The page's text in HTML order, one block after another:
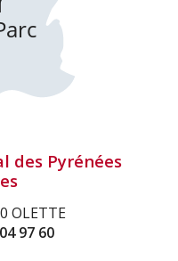
des Pyrénées
OLETTE
97 60